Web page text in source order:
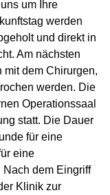
um Ihre
werden
und direkt in
Am nächsten
mit dem Chirurgen,
werden. Die
Operationssaal
statt. Die Dauer
für eine
eine
Nach dem Eingriff
Klinik zur